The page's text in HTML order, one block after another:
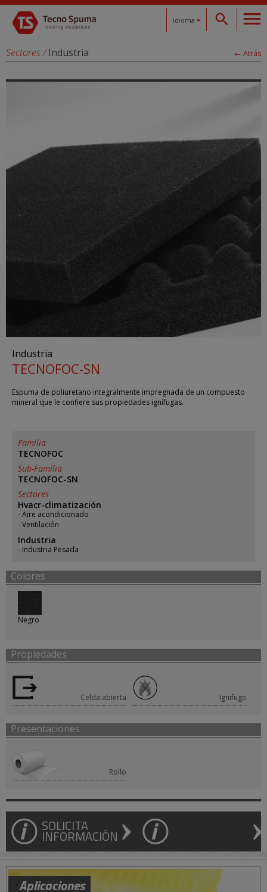
Idioma
Español
Català
Sectores/Industria ← Atrás
Industria
TECNOFOC-SN
Espuma de poliuretano integralmente impregnada de un compuesto
mineral que le confiere sus propiedades ignífugas.
Família
TECNOFOC
Sub-Família
TECNOFOC-SN
Sectores
Hvacr-climatización
Aire acondicionado
Ventilación
Industria
Industria Pesada
Colores
Negro
Propiedades
Celda abierta Ignifugo
Presentaciones
Rollo
SOLICITA
INFORMACIÓN
Aplicaciones